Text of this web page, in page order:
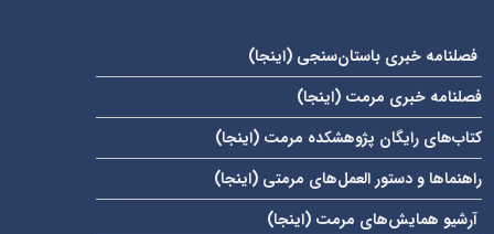
فصلنامه خبری باستان‌سنجی ( اینجا)
فصلنامه خبری مرمت ( اینجا)
کتاب‌های رایگان پژوهشکده مرمت ( اینجا)
راهنماها و دستور العمل‌های مرمتی ( اینجا)
آرشیو همایش‌های مرمت ( اینجا)